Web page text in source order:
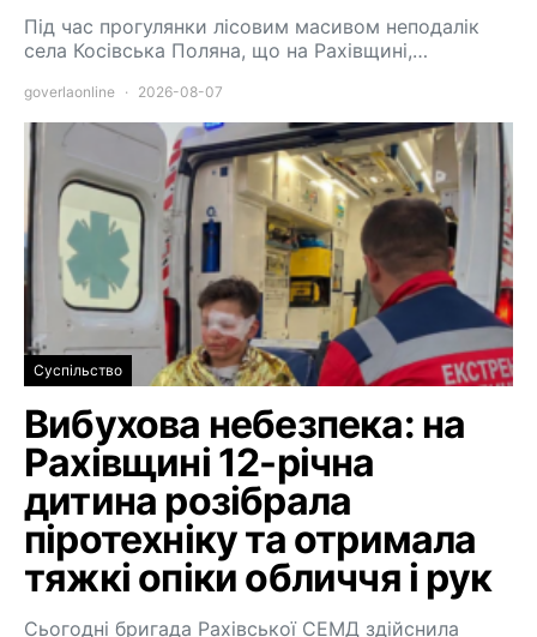
Під час прогулянки лісовим масивом неподалік
села Косівська Поляна, що на Рахівщині,…
goverlaonline 2026-08-07
Суспільство
Вибухова небезпека: на
Рахівщині 12-річна
дитина розібрала
піротехніку та отримала
тяжкі опіки обличчя і рук
Сьогодні бригада Рахівської СЕМД здійснила